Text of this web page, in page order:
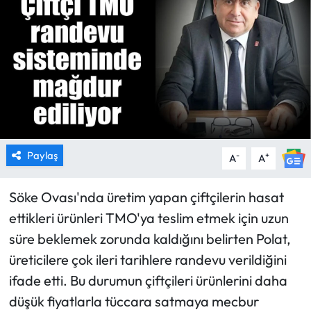
Paylaş A- A+
Söke Ovası'nda üretim yapan çiftçilerin hasat
ettikleri ürünleri TMO'ya teslim etmek için uzun
süre beklemek zorunda kaldığını belirten Polat,
üreticilere çok ileri tarihlere randevu verildiğini
ifade etti. Bu durumun çiftçileri ürünlerini daha
düşük fiyatlarla tüccara satmaya mecbur
SPOR
TARIM
TURİZM
YAŞAM
RESMİ İLANLAR
HABER İLAN